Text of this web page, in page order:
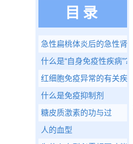
目录
急性扁桃体炎后的急性肾炎
什么是“自身免疫性疾病”?
红细胞免疫异常的有关疾病
什么是免疫抑制剂
糖皮质激素的功与过
人的血型